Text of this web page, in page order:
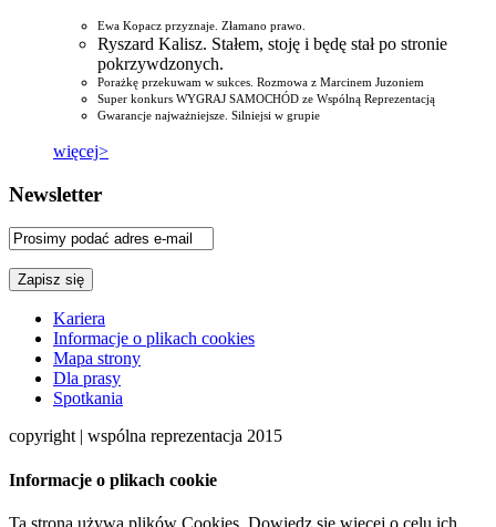
Ewa Kopacz przyznaje. Złamano prawo.
Ryszard Kalisz. Stałem, stoję i będę stał po stronie
pokrzywdzonych.
Porażkę przekuwam w sukces. Rozmowa z Marcinem Juzoniem
Super konkurs WYGRAJ SAMOCHÓD ze Wspólną Reprezentacją
Gwarancje najważniejsze. Silniejsi w grupie
więcej>
Newsletter
Kariera
Informacje o plikach cookies
Mapa strony
Dla prasy
Spotkania
copyright | wspólna reprezentacja 2015
Informacje o plikach cookie
Ta strona używa plików Cookies. Dowiedz się więcej o celu ich